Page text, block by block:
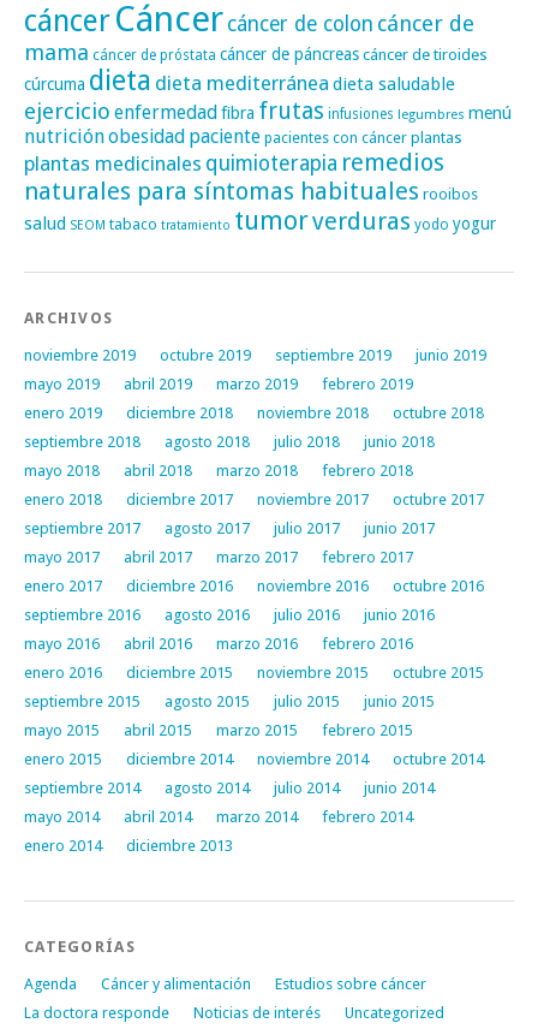
cáncerCáncer cáncer de colon cáncer de
mama cáncer de próstata cáncer de páncreascáncer de tiroides
cúrcuma dieta dieta mediterránea dieta saludable
ejercicio enfermedadfibra frutas infusiones legumbres menú
nutriciónobesidad paciente pacientes con cáncer plantas
plantas medicinales quimioterapia remedios
naturales para síntomas habituales rooibos
salud SEOM tabaco tratamiento tumorverduras yodo yogur
ARCHIVOS
noviembre 2019 octubre 2019 septiembre 2019
junio 2019
mayo 2019
abril 2019 marzo 2019
febrero 2019
enero 2019
diciembre 2018 noviembre 2018
octubre 2018
septiembre 2018
agosto 2018 julio 2018
junio 2018
mayo 2018
abril 2018 marzo 2018
febrero 2018
enero 2018
diciembre 2017 noviembre 2017
octubre 2017
septiembre 2017
agosto 2017 julio 2017
junio 2017
mayo 2017
abril 2017 marzo 2017
febrero 2017
enero 2017
diciembre 2016 noviembre 2016
octubre 2016
septiembre 2016
agosto 2016 julio 2016
junio 2016
mayo 2016
abril 2016 marzo 2016
febrero 2016
enero 2016
diciembre 2015 noviembre 2015
octubre 2015
septiembre 2015
agosto 2015 julio 2015
junio 2015
mayo 2015
abril 2015 marzo 2015
febrero 2015
enero 2015
diciembre 2014 noviembre 2014
octubre 2014
septiembre 2014
agosto 2014 julio 2014
junio 2014
mayo 2014
abril 2014 marzo 2014
febrero 2014
enero 2014
diciembre 2013
CATEGORÍAS
Agenda Cáncer y alimentación
Estudios sobre cáncer
La doctora responde
Noticias de interés
Uncategorized